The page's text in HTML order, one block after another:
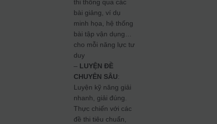
thi thông qua các
bài giảng, ví dụ
minh họa, hệ thống
bài tập vận dụng…
cho mỗi năng lực tư
duy
– LUYỆN ĐỀ
CHUYÊN SÂU:
Luyện kỹ năng giải
nhanh, giải đúng.
Thực chiến với các
đề thi tiêu chuẩn,